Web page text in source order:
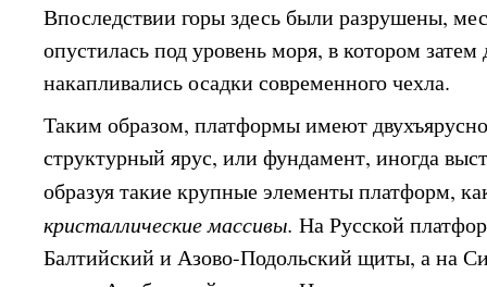
Впоследствии горы здесь были разрушены,
опустилась под уровень моря, в котором
накапливались осадки современного чехла.
Таким образом, платформы имеют
структурный ярус, или фундамент, иногда
образуя такие крупные элементы платформ,
кристаллические массивы.На Русской
Балтийский и Азово-Подольский щиты, а на